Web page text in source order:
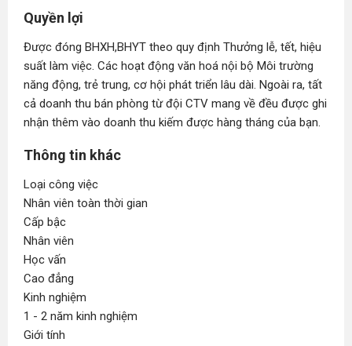
Quyền lợi
Được đóng BHXH,BHYT theo quy định Thưởng lễ, tết, hiệu
suất làm việc. Các hoạt động văn hoá nội bộ Môi trường
năng động, trẻ trung, cơ hội phát triển lâu dài. Ngoài ra, tất
cả doanh thu bán phòng từ đội CTV mang về đều được ghi
nhận thêm vào doanh thu kiếm được hàng tháng của bạn.
Thông tin khác
Loại công việc
Nhân viên toàn thời gian
Cấp bậc
Nhân viên
Học vấn
Cao đẳng
Kinh nghiệm
1 - 2 năm kinh nghiệm
Giới tính